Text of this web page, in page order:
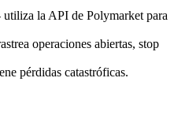
utiliza la API de Polymarket para
operaciones abiertas, stop
pérdidas catastróficas.